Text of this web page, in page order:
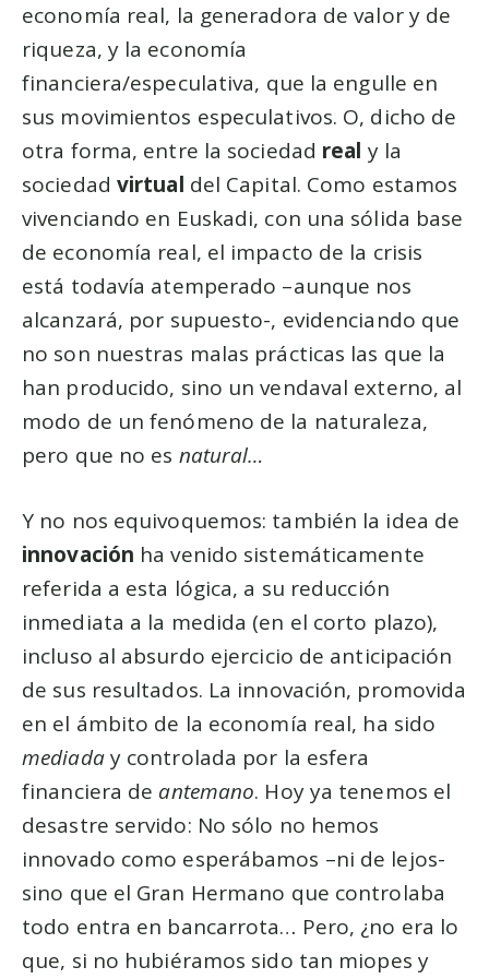
economía real, la generadora de valor y de
riqueza, y la economía
financiera/especulativa, que la engulle en
sus movimientos especulativos. O, dicho de
otra forma, entre la sociedad real y la
sociedad virtual del Capital. Como estamos
vivenciando en Euskadi, con una sólida base
de economía real, el impacto de la crisis
está todavía atemperado –aunque nos
alcanzará, por supuesto-, evidenciando que
no son nuestras malas prácticas las que la
han producido, sino un vendaval externo, al
modo de un fenómeno de la naturaleza,
pero que no es natural…
Y no nos equivoquemos: también la idea de
innovación ha venido sistemáticamente
referida a esta lógica, a su reducción
inmediata a la medida (en el corto plazo),
incluso al absurdo ejercicio de anticipación
de sus resultados. La innovación, promovida
en el ámbito de la economía real, ha sido
mediaday controlada por la esfera
financiera de antemano. Hoy ya tenemos el
desastre servido: No sólo no hemos
innovado como esperábamos –ni de lejos-
sino que el Gran Hermano que controlaba
todo entra en bancarrota… Pero, ¿no era lo
que, si no hubiéramos sido tan miopes y